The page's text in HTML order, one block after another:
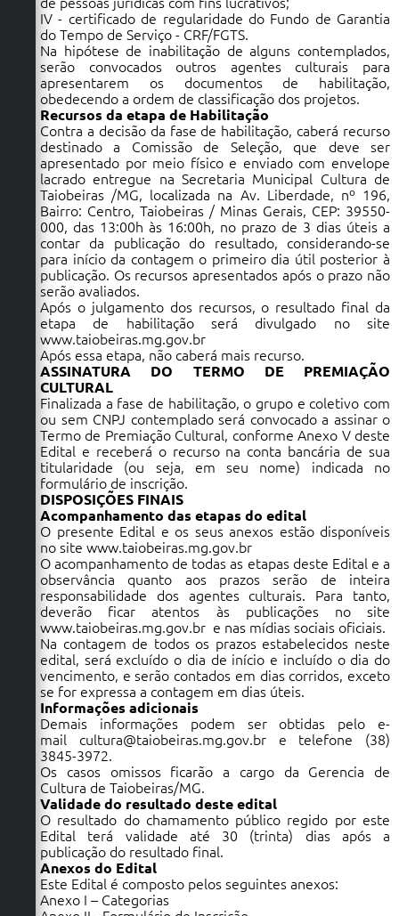
IV - certificado de regularidade do Fundo de Garantia
do Tempo de Serviço - CRF/FGTS.
Na hipótese de inabilitação de alguns contemplados,
serão convocados outros agentes culturais para
apresentarem os documentos de habilitação,
obedecendo a ordem de classificação dos projetos.
Recursos da etapa de Habilitação
Contra a decisão da fase de habilitação, caberá recurso
destinado a Comissão de Seleção, que deve ser
apresentado por meio físico e enviado com envelope
lacrado entregue na Secretaria Municipal Cultura de
Taiobeiras /MG, localizada na Av. Liberdade, nº 196,
Bairro: Centro, Taiobeiras / Minas Gerais, CEP: 39550-
000, das 13:00h às 16:00h, no prazo de 3 dias úteis a
contar da publicação do resultado, considerando-se
para início da contagem o primeiro dia útil posterior à
publicação. Os recursos apresentados após o prazo não
serão avaliados.
Após o julgamento dos recursos, o resultado final da
etapa de habilitação será divulgado no site
www.taiobeiras.mg.gov.br
Após essa etapa, não caberá mais recurso.
ASSINATURA DO TERMO DE PREMIAÇÃO
CULTURAL
Finalizada a fase de habilitação, o grupo e coletivo com
ou sem CNPJ contemplado será convocado a assinar o
Termo de Premiação Cultural, conforme Anexo V deste
Edital e receberá o recurso na conta bancária de sua
titularidade (ou seja, em seu nome) indicada no
formulário de inscrição.
DISPOSIÇÕES FINAIS
Acompanhamento das etapas do edital
O presente Edital e os seus anexos estão disponíveis
no site www.taiobeiras.mg.gov.br
O acompanhamento de todas as etapas deste Edital e a
observância quanto aos prazos serão de inteira
responsabilidade dos agentes culturais. Para tanto,
deverão ficar atentos às publicações no site
www.taiobeiras.mg.gov.br e nas mídias sociais oficiais.
Na contagem de todos os prazos estabelecidos neste
edital, será excluído o dia de início e incluído o dia do
vencimento, e serão contados em dias corridos, exceto
se for expressa a contagem em dias úteis.
Informações adicionais
Demais informações podem ser obtidas pelo e-
mail cultura@taiobeiras.mg.gov.bre telefone (38)
3845-3972.
Os casos omissos ficarão a cargo da Gerencia de
Cultura de Taiobeiras/MG.
Validade do resultado deste edital
O resultado do chamamento público regido por este
Edital terá validade até 30 (trinta) dias após a
publicação do resultado final.
Anexos do Edital
Este Edital é composto pelos seguintes anexos:
Anexo I – Categorias